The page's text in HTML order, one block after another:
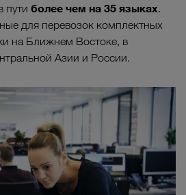
пути более чем на 35 языках.
для перевозок комплектных
на Ближнем Востоке, в
Азии и России.